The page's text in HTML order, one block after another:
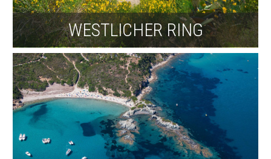
WESTLICHER RING